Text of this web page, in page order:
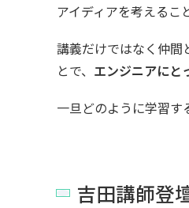
アイディアを考えるこ
講義だけではなく仲間
とで、 エンジニアにと
一旦どのように学習す
吉田講師登